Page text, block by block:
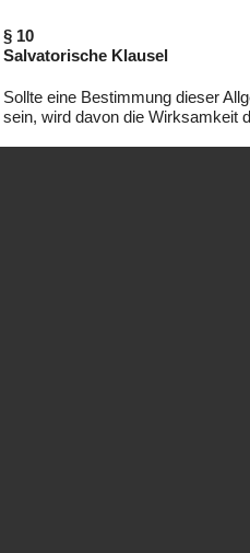
§ 10
Salvatorische Klausel
Sollte eine Bestimmung dieser
sein, wird davon die Wirksamkeit